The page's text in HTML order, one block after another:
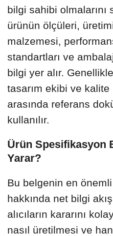
bilgi sahibi
ürünün ölçüleri,
malzemesi,
standartları ve
bilgi yer alır.
tasarım ekibi ve
arasında referans
kullanılır.
Ürün Spesifikasyon
Yarar?
Bu belgenin en
hakkında net bilgi
alıcıların kararını
nasıl üretilmesi ve